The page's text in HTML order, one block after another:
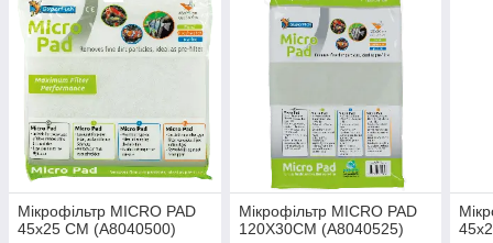
Мікрофільтр MICRO PAD
45x25 CM (A8040500)
Мікрофільтр MICRO PAD
120X30CM (A8040525)